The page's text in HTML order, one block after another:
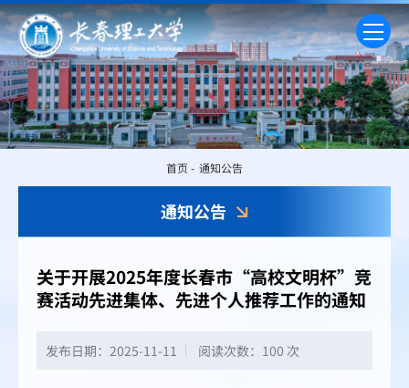
通知公告
首页 - 通知公告
关于开展2025年度长春市“高校文明杯”竞
赛活动先进集体、先进个人推荐工作的通知
发布日期：2025-11-11 阅读次数： 100 次